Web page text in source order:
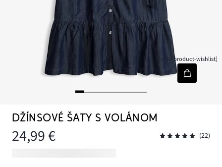
[node-product-wishlist]
DŽÍNSOVÉ ŠATY S VOLÁNOM
24,99 € (22)